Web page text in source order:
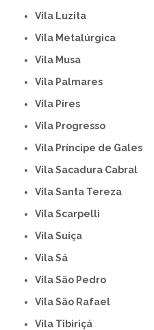
Vila Luzita
Vila Metalúrgica
Vila Musa
Vila Palmares
Vila Pires
Vila Progresso
Vila Príncipe de Gales
Vila Sacadura Cabral
Vila Santa Tereza
Vila Scarpelli
Vila Suíça
Vila Sá
Vila São Pedro
Vila São Rafael
Vila Tibiriçá